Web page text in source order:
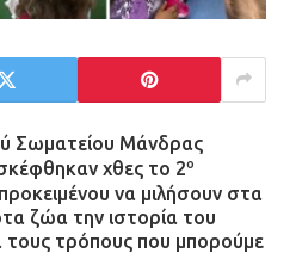
Σωματείου Μάνδρας
χθες το 2ο
να μιλήσουν στα
ζώα την ιστορία του
τους τρόπους που μπορούμε